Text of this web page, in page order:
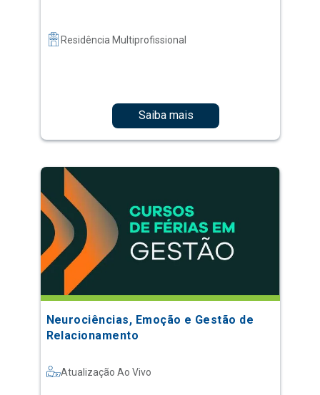
Residência Multiprofissional
Saiba mais
Neurociências, Emoção e Gestão de
Relacionamento
Atualização Ao Vivo